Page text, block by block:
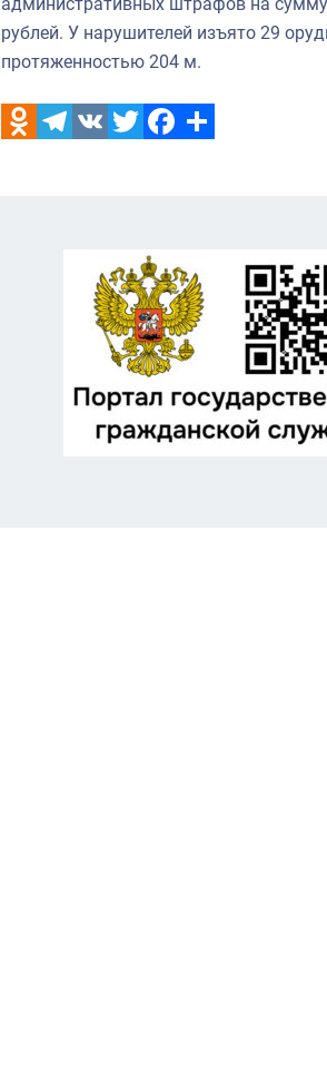
рублей. У нарушителей изъято 29
протяженностью 204 м.